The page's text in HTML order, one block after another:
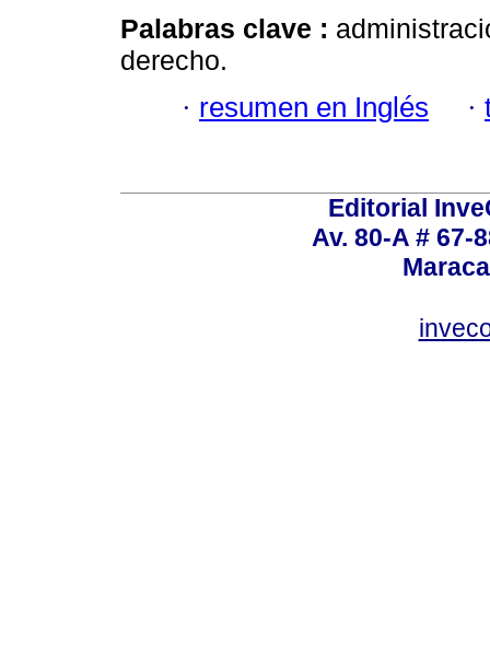
Palabras clave :
derecho.
· resumen en Inglés ·
Editorial
Av. 80-A # 67-